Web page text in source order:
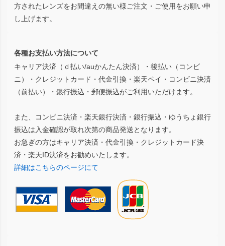
方されたレンズをお間違えの無い様ご注文・ご使用をお願い申
し上げます。
各種お支払い方法について
キャリア決済（ｄ払い/auかんたん決済）・後払い（コンビ
ニ）・クレジットカード・代金引換・楽天ペイ・コンビニ決済
（前払い）・銀行振込・郵便振込がご利用いただけます。
また、コンビニ決済・楽天銀行決済・銀行振込・ゆうちょ銀行
振込は入金確認が取れ次第の商品発送となります。
お急ぎの方はキャリア決済・代金引換・クレジットカード決
済・楽天ID決済をお勧めいたします。
詳細はこちらのページにて